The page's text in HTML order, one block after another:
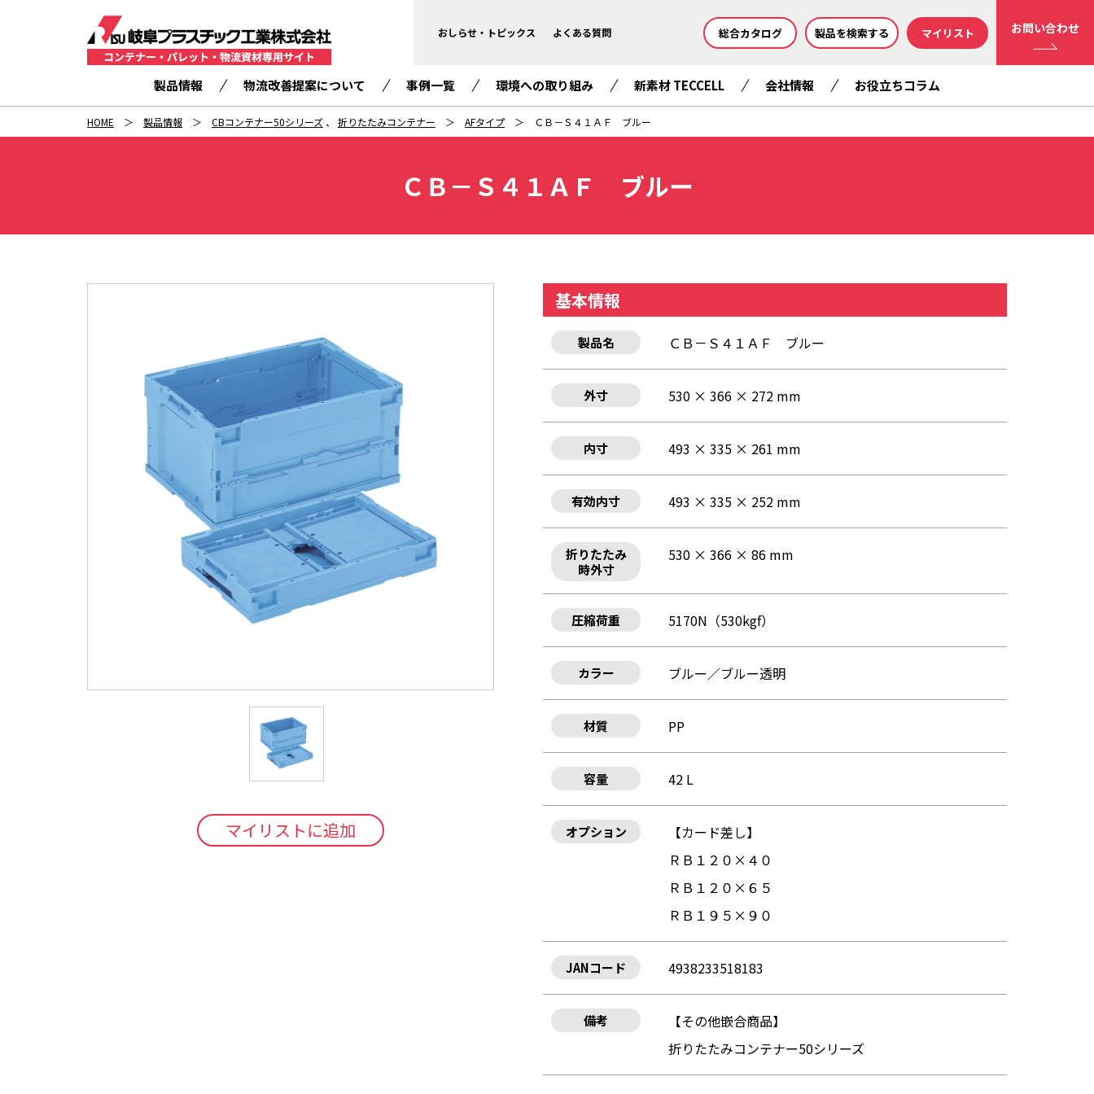
おしらせ・トピックス よくある質問 総合カタログ 製品を検索する マイリスト お問い合わせ
製品情報 物流改善提案について 事例一覧 環境への取り組み 新素材 TECCELL 会社情報 お役立ちコラム
HOME 製品情報 CBコンテナー50シリーズ 、 折りたたみコンテナー AFタイプ ＣＢ－Ｓ４１ＡＦ ブルー
ＣＢ－Ｓ４１ＡＦ ブルー
マイリストに追加
基本情報
製品名 ＣＢ－Ｓ４１ＡＦ ブルー
外寸 530 × 366 × 272 mm
内寸 493 × 335 × 261 mm
有効内寸 493 × 335 × 252 mm
折りたたみ
時外寸
530 × 366 × 86 mm
圧縮荷重 5170N（530kgf）
カラー ブルー／ブルー透明
材質 PP
容量 42 L
オプション
【カード差し】
ＲＢ１２０×４０
ＲＢ１２０×６５
ＲＢ１９５×９０
JANコード 4938233518183
備考
【その他嵌合商品】
折りたたみコンテナー50シリーズ